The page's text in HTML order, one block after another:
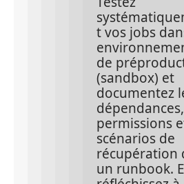
t vos jobs
de
(sandbox) et
documentez
dépendances,
permissions
scénarios de
récupération
un runbook.